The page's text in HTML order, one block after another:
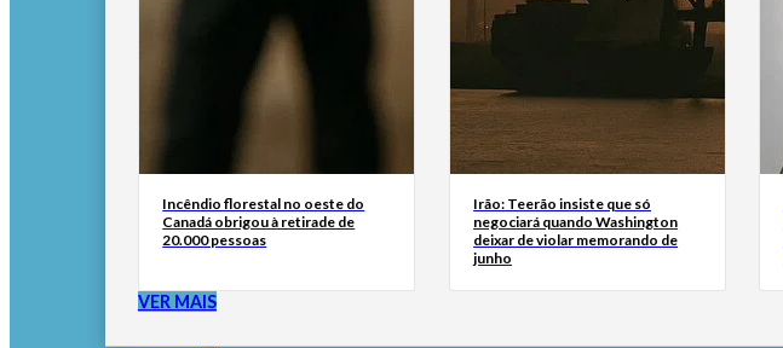
Incêndio florestal no oeste do
Canadá obrigou à retirade de
20.000 pessoas
Irão: Teerão insiste que só
negociará quando Washington
deixar de violar memorando de
junho
VER MAIS